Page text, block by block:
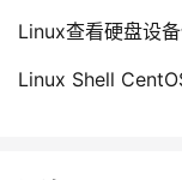
Linux查看硬盘设
Linux Shell